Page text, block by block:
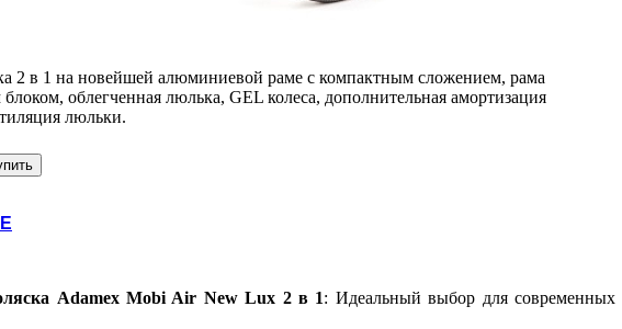
2 в 1 на новейшей алюминиевой раме с компактным сложением, рама
облегченная люлька, GEL колеса, дополнительная амортизация
люльки.
Adamex Mobi Air New Lux 2 в 1: Идеальный выбор для современных